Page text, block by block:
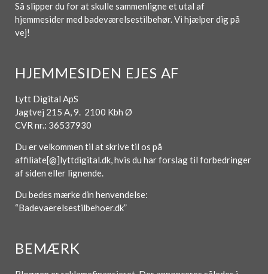
Så slipper du for at skulle sammenligne et utal af
hjemmesider med badeværelsestilbehør. Vi hjælper dig på
vej!
HJEMMESIDEN EJES AF
Lytt Digital ApS
Jagtvej 215 A, 9. 2100 Kbh Ø
CVR nr.: 36537930
Du er velkommen til at skrive til os på
affiliate[@]lyttdigital.dk, hvis du har forslag til forbedringer
af siden eller lignende.
Du bedes mærke din henvendelse:
“Badevaerelsestilbehoer.dk”
BEMÆRK